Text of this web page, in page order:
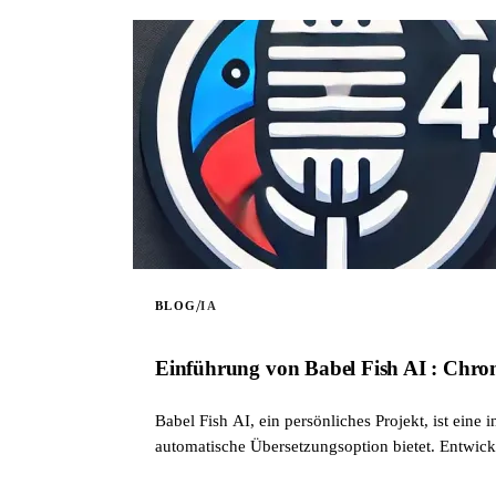
BLOG/IA
Einführung von Babel Fish AI :
Babel Fish AI, ein persönliches Projekt, ist eine
automatische Übersetzungsoption bietet.